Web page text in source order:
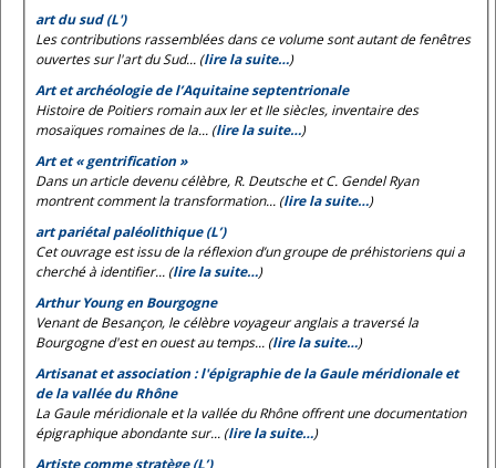
art du sud (L')
Les contributions rassemblées dans ce volume sont autant de fenêtres
ouvertes sur l'art du Sud... (lire la suite…)
Art et archéologie de l’Aquitaine septentrionale
Histoire de Poitiers romain aux Ier et IIe siècles, inventaire des
mosaïques romaines de la... (lire la suite…)
Art et « gentrification »
Dans un article devenu célèbre, R. Deutsche et C. Gendel Ryan
montrent comment la transformation... (lire la suite…)
art pariétal paléolithique (L’)
Cet ouvrage est issu de la réflexion d’un groupe de préhistoriens qui a
cherché à identifier... (lire la suite…)
Arthur Young en Bourgogne
Venant de Besançon, le célèbre voyageur anglais a traversé la
Bourgogne d'est en ouest au temps... (lire la suite…)
Artisanat et association : l'épigraphie de la Gaule méridionale et
de la vallée du Rhône
La Gaule méridionale et la vallée du Rhône offrent une documentation
épigraphique abondante sur... (lire la suite…)